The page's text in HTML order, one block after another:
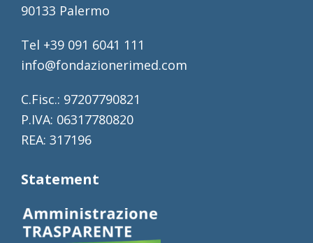
90133 Palermo
Tel +39 091 6041 111
info@fondazionerimed.com
C.Fisc.: 97207790821
P.IVA: 06317780820
REA: 317196
Statement